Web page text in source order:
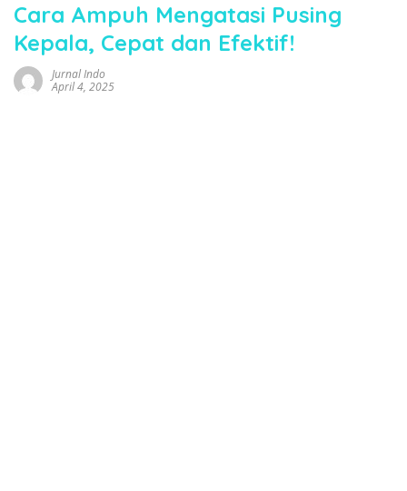
Cara Ampuh Mengatasi Pusing
Kepala, Cepat dan Efektif!
Jurnal Indo
April 4, 2025